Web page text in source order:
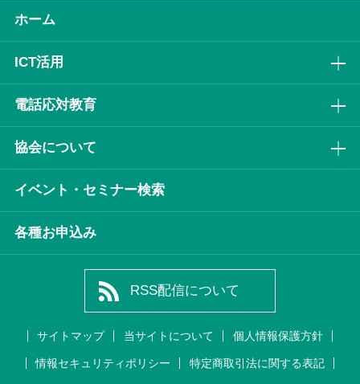
ホーム
ICT活⽤
電話応対教育
協会について
イベント・セミナー検索
各種お申込み
RSS配信について
サイトマップ 当サイトについて 個人情報保護方針
情報セキュリティポリシー 特定商取引法に関する表記